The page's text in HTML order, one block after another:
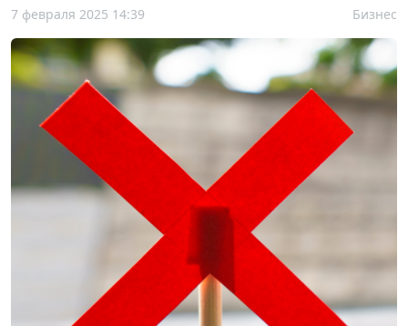
7 февраля 2025 14:39 Бизнес